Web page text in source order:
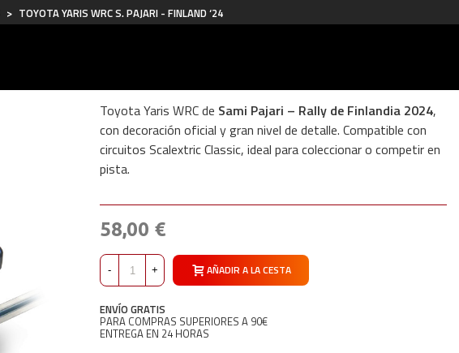
> TOYOTA YARIS WRC S. PAJARI - FINLAND ‘24
Toyota Yaris WRC de Sami Pajari – Rally de Finlandia 2024,
con decoración oficial y gran nivel de detalle. Compatible con
circuitos Scalextric Classic, ideal para coleccionar o competir en
pista.
58,00 €
- + AÑADIR A LA CESTA
ENVÍO GRATIS
PARA COMPRAS SUPERIORES A 90€
ENTREGA EN 24 HORAS